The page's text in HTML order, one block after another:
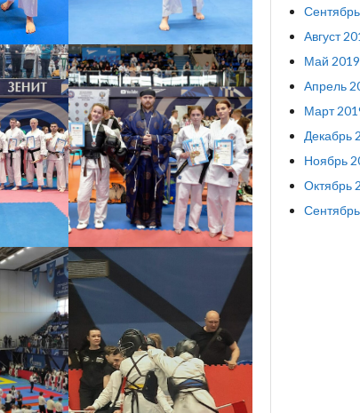
Август
Май 2019
Апрель
Март
Декабрь
Ноябрь
Октябрь